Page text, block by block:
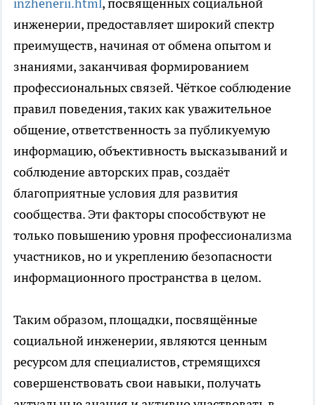
inzhenerii.html, посвящённых социальной
инженерии, предоставляет широкий спектр
преимуществ, начиная от обмена опытом и
знаниями, заканчивая формированием
профессиональных связей. Чёткое соблюдение
правил поведения, таких как уважительное
общение, ответственность за публикуемую
информацию, объективность высказываний и
соблюдение авторских прав, создаёт
благоприятные условия для развития
сообщества. Эти факторы способствуют не
только повышению уровня профессионализма
участников, но и укреплению безопасности
информационного пространства в целом.
Таким образом, площадки, посвящённые
социальной инженерии, являются ценным
ресурсом для специалистов, стремящихся
совершенствовать свои навыки, получать